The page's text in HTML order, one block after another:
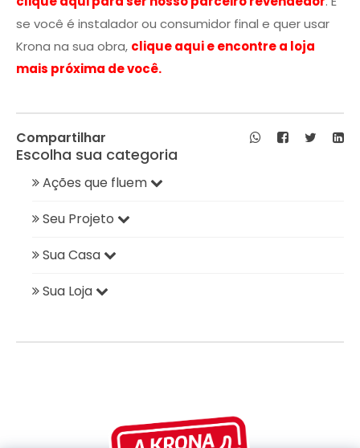
se você é instalador ou consumidor final e quer usar
Krona na sua obra, clique aqui e encontre a loja
mais próxima de você.
Compartilhar
Escolha sua categoria
Ações que fluem
Seu Projeto
Sua Casa
Sua Loja